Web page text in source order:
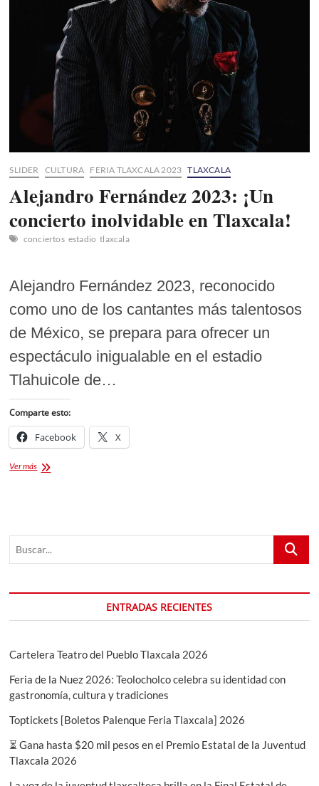
[BOLETOS
SLIDER CULTURA FERIA TLAXCALA 2023 TLAXCALA
Alejandro Fernández 2023: ¡Un
concierto inolvidable en Tlaxcala!
conciertos estadio tlaxcala
Alejandro Fernández 2023, reconocido
como uno de los cantantes más talentosos
de México, se prepara para ofrecer un
espectáculo inigualable en el estadio
Tlahuicole de…
Comparte esto:
Facebook X
Ver másAlejandro
Tlaxcala!
Buscar...
ENTRADAS RECIENTES
Cartelera Teatro del Pueblo Tlaxcala 2026
Feria de la Nuez 2026: Teolocholco celebra su identidad con
gastronomía, cultura y tradiciones
Toptickets [Boletos Palenque Feria Tlaxcala] 2026
⏳ Gana hasta $20 mil pesos en el Premio Estatal de la Juventud
Tlaxcala 2026